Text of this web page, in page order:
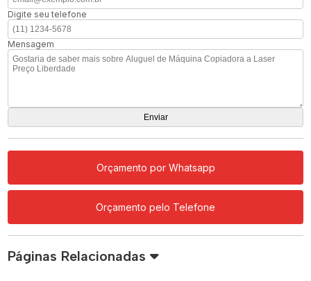
Digite seu telefone
Mensagem
Orçamento por Whatsapp
Orçamento pelo Telefone
Páginas Relacionadas